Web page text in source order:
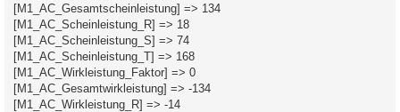
[M1_AC_Gesamtscheinleistung] => 134
[M1_AC_Scheinleistung_R] => 18
[M1_AC_Scheinleistung_S] => 74
[M1_AC_Scheinleistung_T] => 168
[M1_AC_Wirkleistung_Faktor] => 0
[M1_AC_Gesamtwirkleistung] => -134
[M1_AC_Wirkleistung_R] => -14